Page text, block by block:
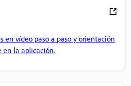
en vídeo paso a paso y orientación
en la aplicación.